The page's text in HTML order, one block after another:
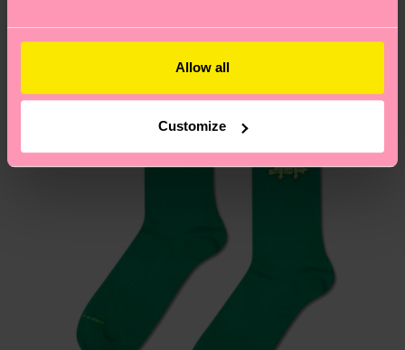
Allow all
Customize
Hai domande sui resi? Visita la nostra paginaResi
per trovare le risposte alle domande più comuni.